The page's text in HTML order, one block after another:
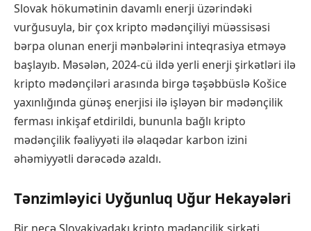
Slovak hökumətinin davamlı enerji üzərindəki
vurğusuyla, bir çox kripto mədənçiliyi müəssisəsi
bərpa olunan enerji mənbələrini inteqrasiya etməyə
başlayıb. Məsələn, 2024-cü ildə yerli enerji şirkətləri ilə
kripto mədənçiləri arasında birgə təşəbbüslə Košice
yaxınlığında günəş enerjisi ilə işləyən bir mədənçilik
ferması inkişaf etdirildi, bununla bağlı kripto
mədənçilik fəaliyyəti ilə əlaqədar karbon izini
əhəmiyyətli dərəcədə azaldı.
Tənzimləyici Uyğunluq Uğur Hekayələri